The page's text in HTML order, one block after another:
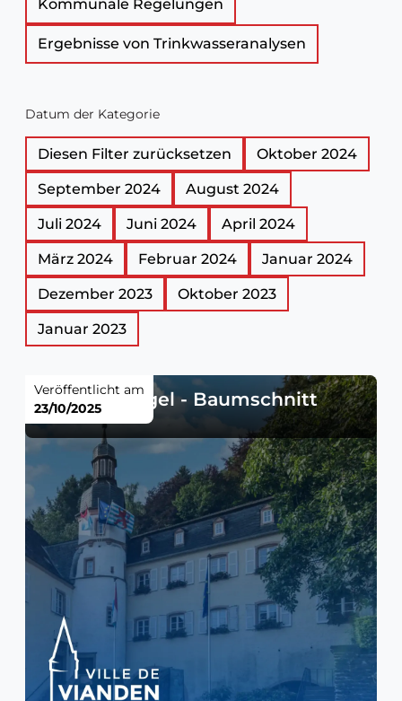
Kommunale Regelungen
Ergebnisse von Trinkwasseranalysen
Datum der Kategorie
Diesen Filter zurücksetzen Oktober 2024
September 2024 August 2024
Juli 2024 Juni 2024 April 2024
März 2024 Februar 2024 Januar 2024
Dezember 2023 Oktober 2023
Januar 2023
Verkehrsregel - Baumschnitt
Veröffentlicht am
23/10/2025